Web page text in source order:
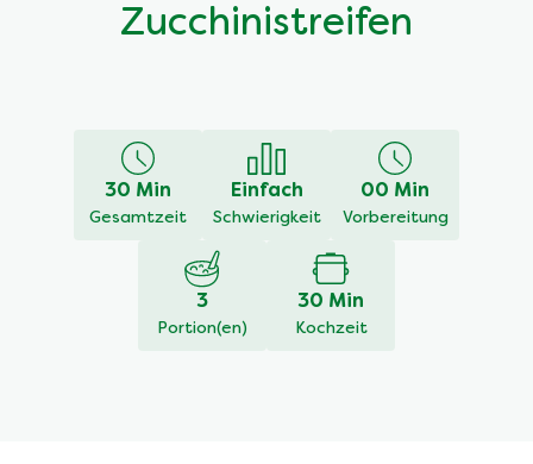
Zucchinistreifen
30 Min
Gesamtzeit
Einfach
Schwierigkeit
00 Min
Vorbereitung
3
Portion(en)
30 Min
Kochzeit